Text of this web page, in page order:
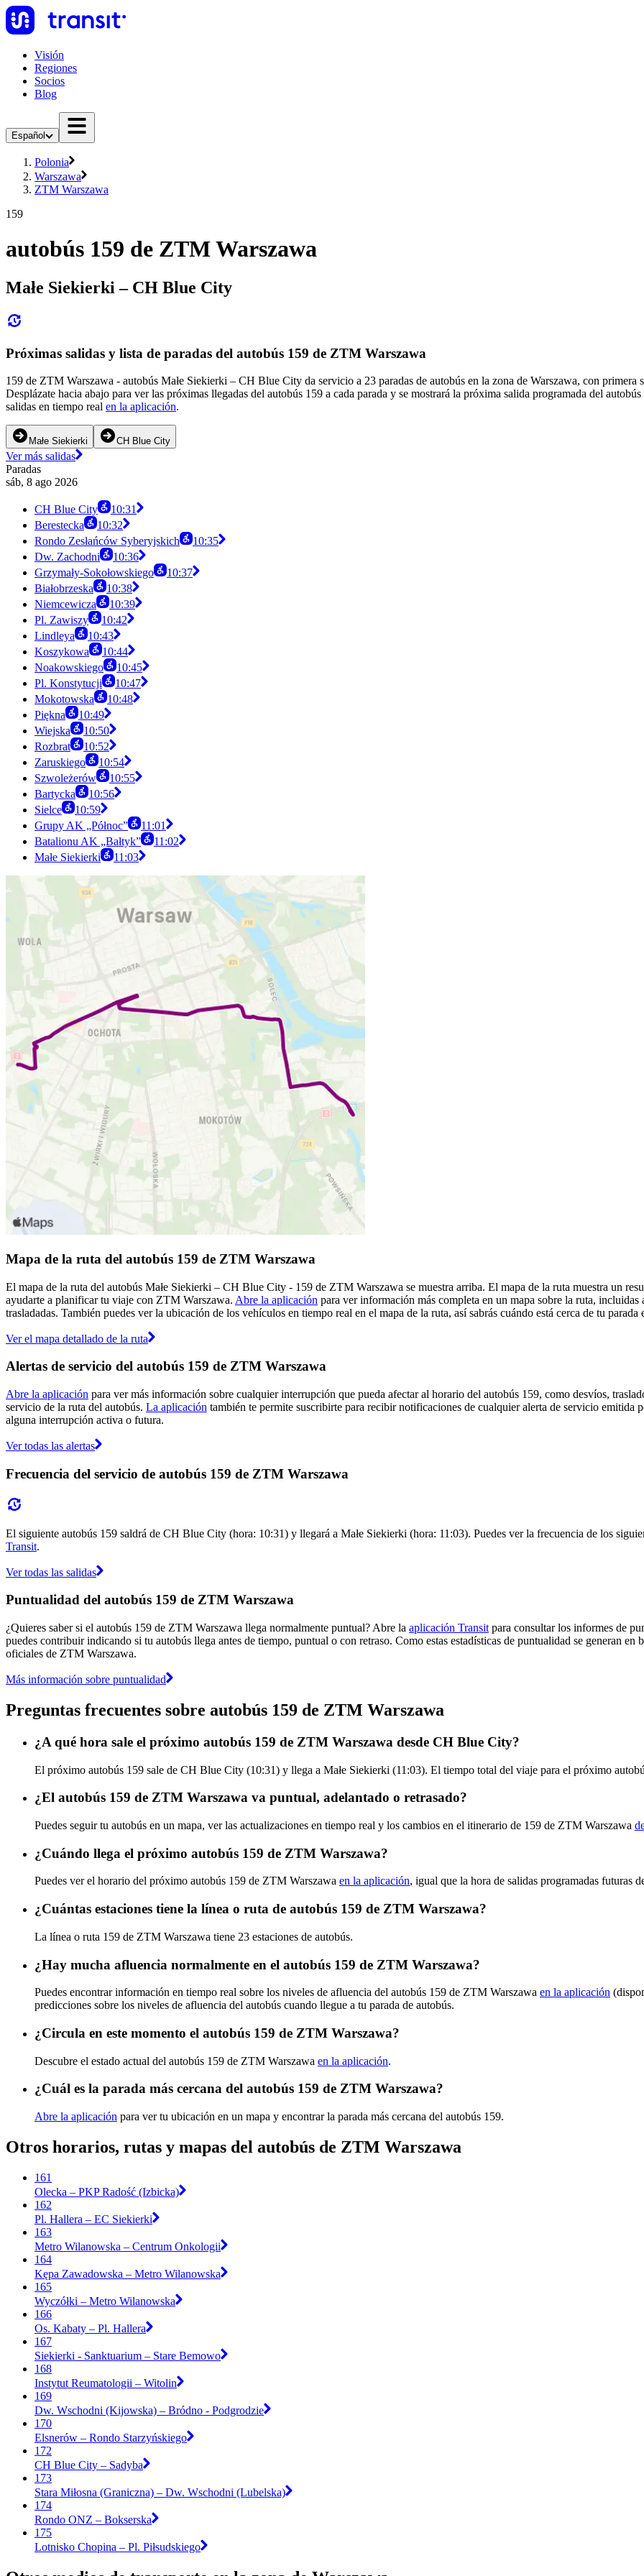
Visión
Regiones
Socios
Blog
Español
Polonia
Warszawa
ZTM Warszawa
159
autobús 159 de ZTM Warszawa
Małe Siekierki – CH Blue City
Próximas salidas y lista de paradas del autobús 159 de ZTM Warszawa
159 de ZTM Warszawa - autobús Małe Siekierki – CH Blue City da servicio a 23 paradas de autobús en la zona de Warszawa, con
Desplázate hacia abajo para ver las próximas llegadas del autobús 159 a cada parada y se mostrará la próxima salida programada del
salidas en tiempo real en la aplicación.
Małe Siekierki CH Blue City
Ver más salidas
Paradas
sáb, 8 ago 2026
CH Blue City
10:31
Berestecka
10:32
Rondo Zesłańców Syberyjskich
10:35
Dw. Zachodni
10:36
Grzymały-Sokołowskiego
10:37
Białobrzeska
10:38
Niemcewicza
10:39
Pl. Zawiszy
10:42
Lindleya
10:43
Koszykowa
10:44
Noakowskiego
10:45
Pl. Konstytucji
10:47
Mokotowska
10:48
Piękna
10:49
Wiejska
10:50
Rozbrat
10:52
Zaruskiego
10:54
Szwoleżerów
10:55
Bartycka
10:56
Sielce
10:59
Grupy AK „Północ”
11:01
Batalionu AK „Bałtyk”
11:02
Małe Siekierki
11:03
Mapa de la ruta del autobús 159 de ZTM Warszawa
El mapa de la ruta del autobús Małe Siekierki – CH Blue City - 159 de ZTM Warszawa se muestra arriba. El mapa de la ruta muestra un
ayudarte a planificar tu viaje con ZTM Warszawa. Abre la aplicación para ver información más completa en un mapa sobre la ruta, incluidas
trasladadas. También puedes ver la ubicación de los vehículos en tiempo real en el mapa de la ruta, así sabrás cuándo está cerca de tu parada
Ver el mapa detallado de la ruta
Alertas de servicio del autobús 159 de ZTM Warszawa
Abre la aplicación para ver más información sobre cualquier interrupción que pueda afectar al horario del autobús 159, como desvíos,
servicio de la ruta del autobús. La aplicación también te permite suscribirte para recibir notificaciones de cualquier alerta de servicio
alguna interrupción activa o futura.
Ver todas las alertas
Frecuencia del servicio de autobús 159 de ZTM Warszawa
El siguiente autobús 159 saldrá de CH Blue City (hora: 10:31) y llegará a Małe Siekierki (hora: 11:03). Puedes ver la frecuencia de los
Transit.
Ver todas las salidas
Puntualidad del autobús 159 de ZTM Warszawa
¿Quieres saber si el autobús 159 de ZTM Warszawa llega normalmente puntual? Abre la aplicación Transit para consultar los informes de
puedes contribuir indicando si tu autobús llega antes de tiempo, puntual o con retraso. Como estas estadísticas de puntualidad se generan en
oficiales de ZTM Warszawa.
Más información sobre puntualidad
Preguntas frecuentes sobre autobús 159 de ZTM Warszawa
¿A qué hora sale el próximo autobús 159 de ZTM Warszawa desde CH Blue City?
El próximo autobús 159 sale de CH Blue City (10:31) y llega a Małe Siekierki (11:03). El tiempo total del viaje para el próximo
¿El autobús 159 de ZTM Warszawa va puntual, adelantado o retrasado?
Puedes seguir tu autobús en un mapa, ver las actualizaciones en tiempo real y los cambios en el itinerario de 159 de ZTM Warszawa
¿Cuándo llega el próximo autobús 159 de ZTM Warszawa?
Puedes ver el horario del próximo autobús 159 de ZTM Warszawa en la aplicación, igual que la hora de salidas programadas futuras
¿Cuántas estaciones tiene la línea o ruta de autobús 159 de ZTM Warszawa?
La línea o ruta 159 de ZTM Warszawa tiene 23 estaciones de autobús.
¿Hay mucha afluencia normalmente en el autobús 159 de ZTM Warszawa?
Puedes encontrar información en tiempo real sobre los niveles de afluencia del autobús 159 de ZTM Warszawa en la aplicación
predicciones sobre los niveles de afluencia del autobús cuando llegue a tu parada de autobús.
¿Circula en este momento el autobús 159 de ZTM Warszawa?
Descubre el estado actual del autobús 159 de ZTM Warszawa en la aplicación.
¿Cuál es la parada más cercana del autobús 159 de ZTM Warszawa?
Abre la aplicación para ver tu ubicación en un mapa y encontrar la parada más cercana del autobús 159.
Otros horarios, rutas y mapas del autobús de ZTM Warszawa
161
Olecka – PKP Radość (Izbicka)
162
Pl. Hallera – EC Siekierki
163
Metro Wilanowska – Centrum Onkologii
164
Kępa Zawadowska – Metro Wilanowska
165
Wyczółki – Metro Wilanowska
166
Os. Kabaty – Pl. Hallera
167
Siekierki - Sanktuarium – Stare Bemowo
168
Instytut Reumatologii – Witolin
169
Dw. Wschodni (Kijowska) – Bródno - Podgrodzie
170
Elsnerów – Rondo Starzyńskiego
172
CH Blue City – Sadyba
173
Stara Miłosna (Graniczna) – Dw. Wschodni (Lubelska)
174
Rondo ONZ – Bokserska
175
Lotnisko Chopina – Pl. Piłsudskiego